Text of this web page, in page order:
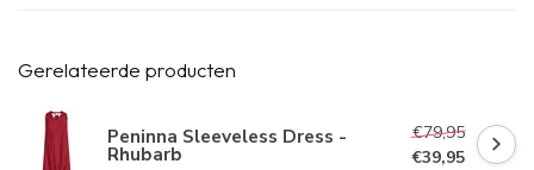
Gerelateerde producten
Peninna Sleeveless Dress -
Rhubarb
€79,95
€39,95